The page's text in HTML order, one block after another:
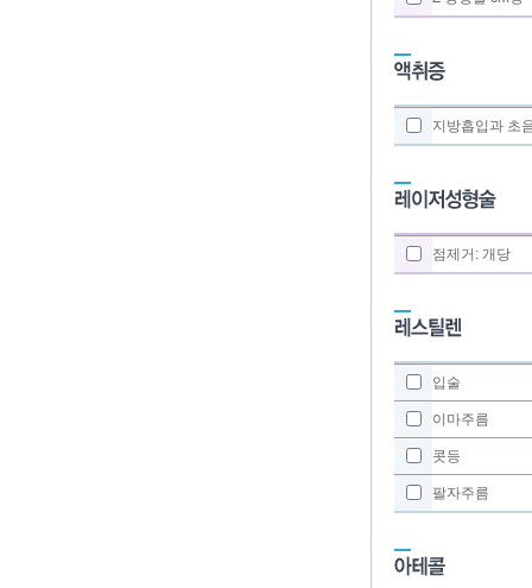
지방흡입과 초
점제거: 개당
입술
이마주름
콧등
팔자주름